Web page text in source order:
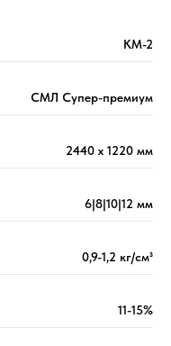
КМ-2
СМЛ Супер-премиум
2440 х 1220 мм
6|8|10|12 мм
0,9-1,2 кг/см³
11-15%